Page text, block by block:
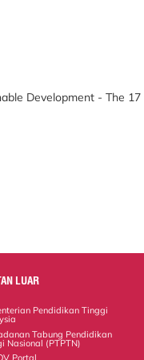
Development - The 17
LUAR
Pendidikan Tinggi
Tabung Pendidikan
Nasional (PTPTN)